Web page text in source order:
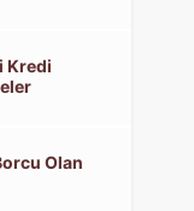
Kredi
Olan